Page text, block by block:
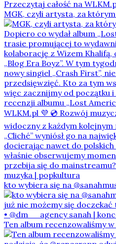
MGK, czyli artysta, za
kto wybiera się na
Ten album recenzowaliśmy